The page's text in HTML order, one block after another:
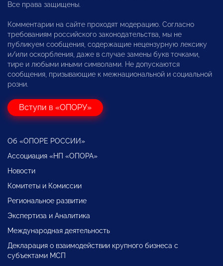
Все права защищены.
Комментарии на сайте проходят модерацию. Согласно
требованиям российского законодательства, мы не
публикуем сообщения, содержащие нецензурную лексику
и/или оскорбления, даже в случае замены букв точками,
тире и любыми иными символами. Не допускаются
сообщения, призывающие к межнациональной и социальной
розни.
Вступи в «ОПОРУ»
Об «ОПОРЕ РОССИИ»
Ассоциация «НП «ОПОРА»
Новости
Комитеты и Комиссии
Региональное развитие
Экспертиза и Аналитика
Международная деятельность
Декларация о взаимодействии крупного бизнеса с
субъектами МСП